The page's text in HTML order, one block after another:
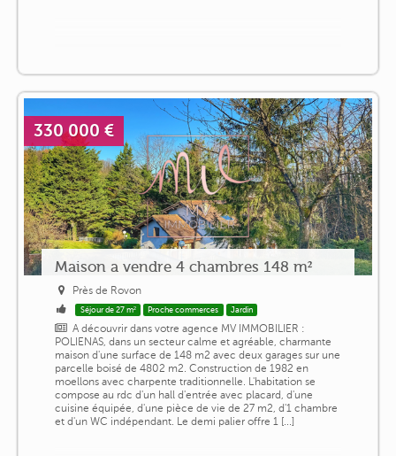
330 000 €
Maison a vendre 4 chambres 148 m²
Près de Rovon
Séjour de 27 m² Proche commerces Jardin
A découvrir dans votre agence MV IMMOBILIER :
POLIENAS, dans un secteur calme et agréable, charmante
maison d'une surface de 148 m2 avec deux garages sur une
parcelle boisé de 4802 m2. Construction de 1982 en
moellons avec charpente traditionnelle. L'habitation se
compose au rdc d'un hall d'entrée avec placard, d'une
cuisine équipée, d'une pièce de vie de 27 m2, d'1 chambre
et d'un WC indépendant. Le demi palier offre 1 [...]